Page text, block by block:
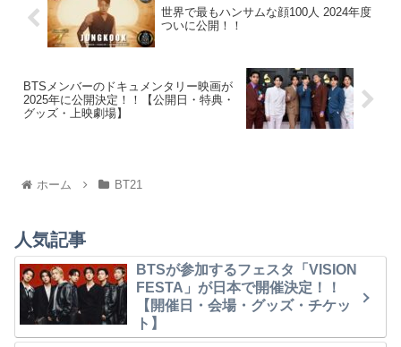
世界で最もハンサムな顔100人 2024年度
ついに公開！！
BTSメンバーのドキュメンタリー映画が
2025年に公開決定！！【公開日・特典・
グッズ・上映劇場】
ホーム BT21
人気記事
BTSが参加するフェスタ「VISION
FESTA」が日本で開催決定！！
【開催日・会場・グッズ・チケッ
ト】